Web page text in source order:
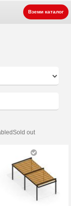
Вземи каталог
Sold out